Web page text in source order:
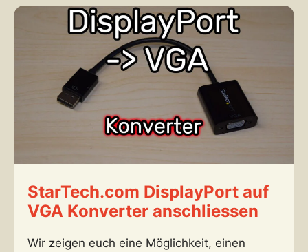
StarTech.com DisplayPort auf
VGA Konverter anschliessen
Wir zeigen euch eine Möglichkeit, einen